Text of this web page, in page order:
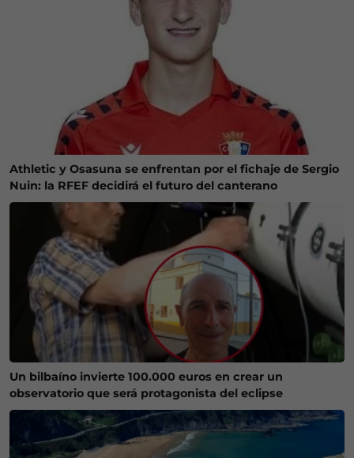
Athletic y Osasuna se enfrentan por el fichaje de Sergio
Nuin: la RFEF decidirá el futuro del canterano
Un bilbaíno invierte 100.000 euros en crear un
observatorio que será protagonista del eclipse